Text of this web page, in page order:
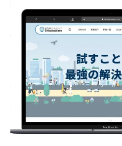
ロボット技術の研究開発・請負開
作・販売等を手掛ける、株式会社シ
サイト制作を担当いたしました。
同社の先進的な世界観が真っ直ぐ
なデザインに仕上げています。
一番のこだわりは、ユーザーがロボ
選んで注文できる「BTO（受注生
装です。 複雑な条件分岐や組み合
よう構築し、技術力の高い同社な
ました。